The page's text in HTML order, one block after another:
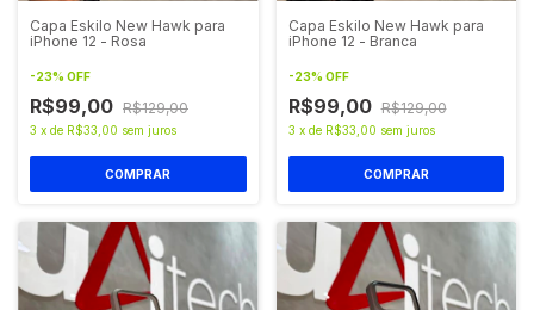
Capa Eskilo New Hawk para
iPhone 12 - Rosa
-23% OFF
R$99,00 R$129,00
3 x de R$33,00 sem juros
Capa Eskilo New Hawk para
iPhone 12 - Branca
-23% OFF
R$99,00 R$129,00
3 x de R$33,00 sem juros